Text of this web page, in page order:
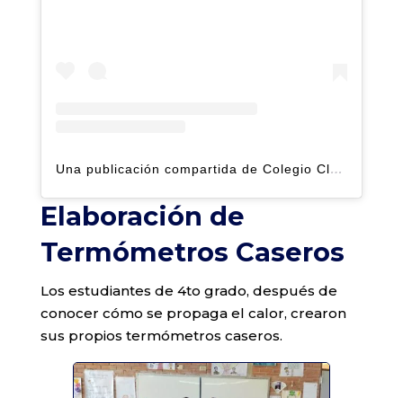
Una publicación compartida de Colegio Claret | Alto Hatillo (@clarethatillo)
Elaboración de
Termómetros Caseros
Los estudiantes de 4to grado, después de
conocer cómo se propaga el calor, crearon
sus propios termómetros caseros.